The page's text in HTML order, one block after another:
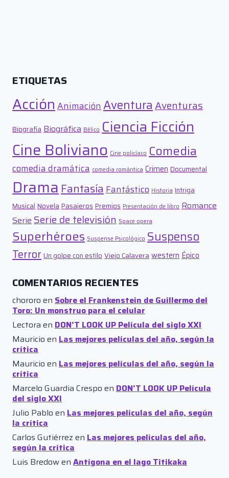
ETIQUETAS
AcciónAnimación Aventura Aventuras
Biografía Biográfica Bélico Ciencia Ficción
Cine Boliviano Cine policíaco Comedia
comedia dramática comedia romántica Crimen Documental
DramaFantasía Fantástico Historia Intriga
Musical Novela Pasajeros Premios Presentación de libro Romance
Serie Serie de televisión Space opera
Superhéroes Suspense Psicológico Suspenso
Terror Un golpe con estilo Viejo Calavera western Épico
COMENTARIOS RECIENTES
chororo en Sobre el Frankenstein de Guillermo del
Toro: Un monstruo para el celular
Lectora en DON’T LOOK UP Película del siglo XXI
Mauricio en Las mejores películas del año, según la
crítica
Mauricio en Las mejores películas del año, según la
crítica
Marcelo Guardia Crespo en DON’T LOOK UP Película
del siglo XXI
Julio Pablo en Las mejores películas del año, según
la crítica
Carlos Gutiérrez en Las mejores películas del año,
según la crítica
Luis Bredowen Antígona en el lago Titikaka